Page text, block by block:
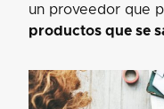
un proveedor que
productos que se